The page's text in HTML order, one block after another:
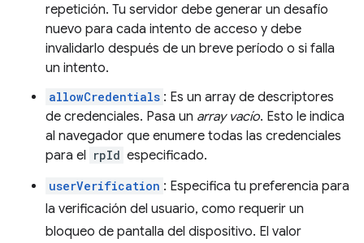
repetición. Tu servidor debe generar un desafío
nuevo para cada intento de acceso y debe
invalidarlo después de un breve período o si falla
un intento.
allowCredentials : Es un array de descriptores
de credenciales. Pasa un array vacío. Esto le indica
al navegador que enumere todas las credenciales
para el rpId especificado.
userVerification : Especifica tu preferencia para
la verificación del usuario, como requerir un
bloqueo de pantalla del dispositivo. El valor